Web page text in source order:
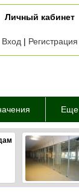
Личный кабинет
Вход | Регистрация
Еще